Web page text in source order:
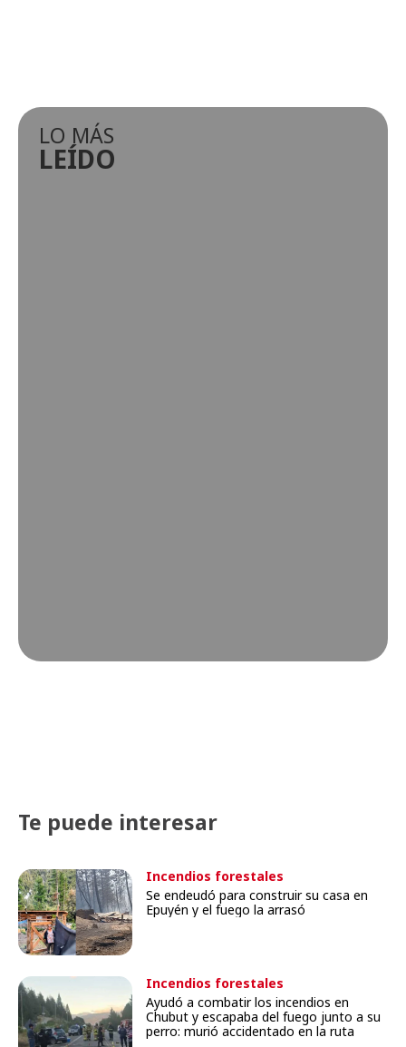
LO MÁS
LEÍDO
Te puede interesar
Incendios forestales
Se endeudó para construir su casa en
Epuyén y el fuego la arrasó
Incendios forestales
Ayudó a combatir los incendios en
Chubut y escapaba del fuego junto a su
perro: murió accidentado en la ruta